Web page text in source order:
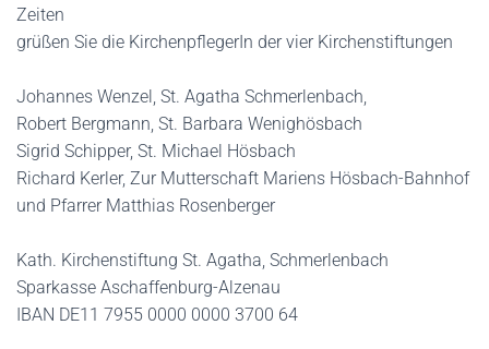
Zeiten
grüßen Sie die KirchenpflegerIn der vier Kirchenstiftungen
Johannes Wenzel, St. Agatha Schmerlenbach,
Robert Bergmann, St. Barbara Wenighösbach
Sigrid Schipper, St. Michael Hösbach
Richard Kerler, Zur Mutterschaft Mariens Hösbach-Bahnhof
und Pfarrer Matthias Rosenberger
Kath. Kirchenstiftung St. Agatha, Schmerlenbach
Sparkasse Aschaffenburg-Alzenau
IBAN DE11 7955 0000 0000 3700 64